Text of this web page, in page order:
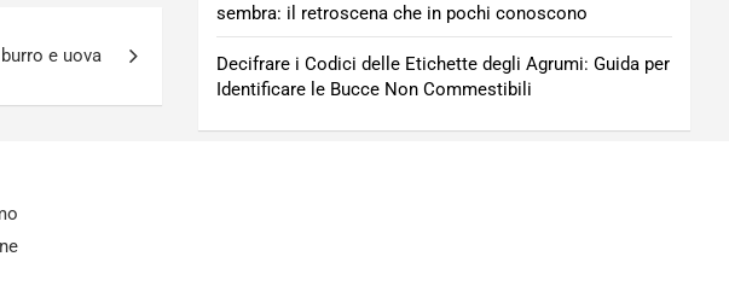
e uova
sembra: il retroscena che in pochi conoscono
Decifrare i Codici delle Etichette degli Agrumi: Guida per
Identificare le Bucce Non Commestibili